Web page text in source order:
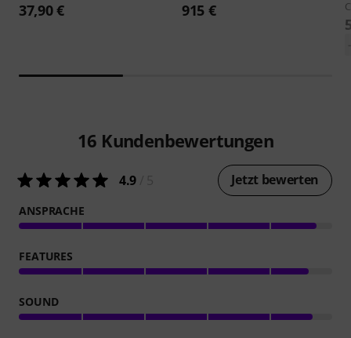
37,90 € 915 €
16 Kundenbewertungen
4.9 Jetzt bewerten
ANSPRACHE
FEATURES
SOUND